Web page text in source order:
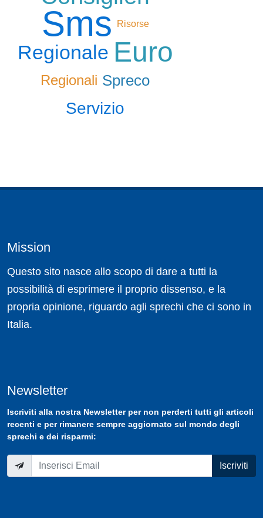
Sms Risorse
Regionale Euro
Regionali Spreco
Servizio
Mission
Questo sito nasce allo scopo di dare a tutti la
possibilità di esprimere il proprio dissenso, e la
propria opinione, riguardo agli sprechi che ci sono in
Italia.
Newsletter
Iscriviti alla nostra Newsletterper non perderti tutti gli articoli
recenti e per rimanere sempre aggiornato sul mondo degli
sprechi e dei risparmi:
Iscriviti